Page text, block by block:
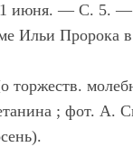
июня. — С. 5. —
Ильи
; фот. А.